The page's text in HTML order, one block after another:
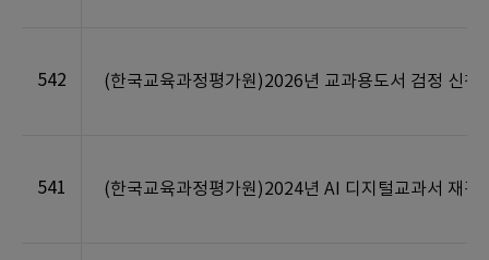
542 (한국교육과정평가원)2026년 교과용도서 검정 신청
541 (한국교육과정평가원)2024년 AI 디지털교과서 재검